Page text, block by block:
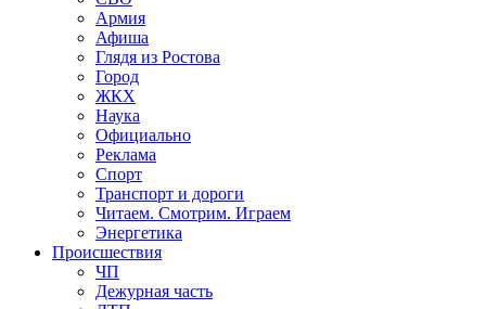
Армия
Афиша
Глядя из Ростова
Город
ЖКХ
Наука
Официально
Реклама
Спорт
Транспорт и дороги
Читаем. Смотрим. Играем
Энергетика
Происшествия
ЧП
Дежурная часть